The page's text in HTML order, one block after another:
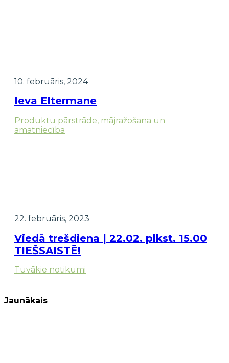
10. februāris, 2024
Ieva Eltermane
Produktu pārstrāde, mājražošana un
amatniecība
22. februāris, 2023
Viedā trešdiena | 22.02. plkst. 15.00
TIEŠSAISTĒ!
Tuvākie notikumi
Jaunākais